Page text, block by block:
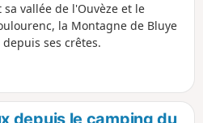
vallée de l'Ouvèze et le
la Montagne de Bluye
ses crêtes.
depuis le camping du